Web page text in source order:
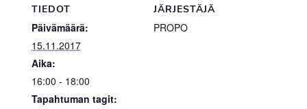
TIEDOT
Päivämäärä:
15.11.2017
Aika:
16:00 - 18:00
Tapahtuman tagit:
JÄRJESTÄJÄ
PROPO